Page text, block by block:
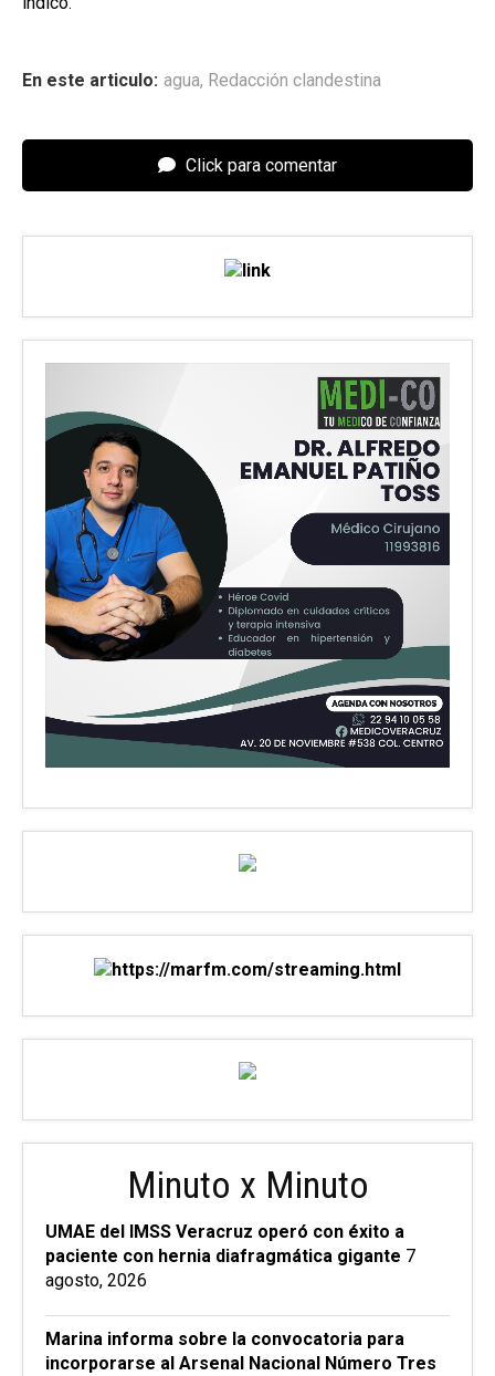
En este articulo: agua, Redacción clandestina
Click para comentar
Minuto x Minuto
UMAE del IMSS Veracruz operó con éxito a
paciente con hernia diafragmática gigante 7
agosto, 2026
Marina informa sobre la convocatoria para
incorporarse al Arsenal Nacional Número Tres